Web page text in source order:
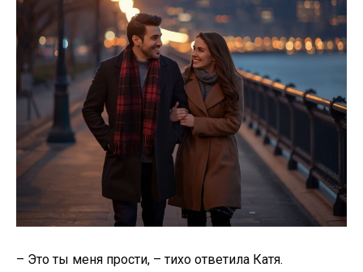
– Это ты меня прости, – тихо ответила Катя.